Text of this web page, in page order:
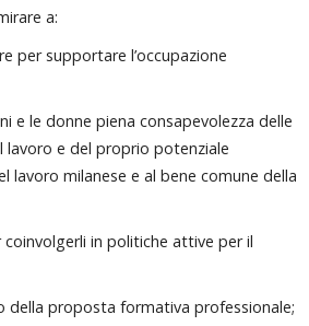
a:
per supportare l’occupazione
e le donne piena consapevolezza delle
lavoro e del proprio potenziale
lavoro milanese e al bene comune della
in politiche attive per il
della proposta formativa professionale;